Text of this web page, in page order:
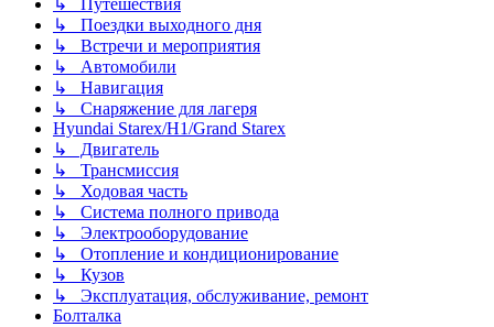
↳ Путешествия
↳ Поездки выходного дня
↳ Встречи и мероприятия
↳ Автомобили
↳ Навигация
↳ Снаряжение для лагеря
Hyundai Starex/H1/Grand Starex
↳ Двигатель
↳ Трансмиссия
↳ Ходовая часть
↳ Система полного привода
↳ Электрооборудование
↳ Отопление и кондиционирование
↳ Кузов
↳ Эксплуатация, обслуживание, ремонт
Болталка